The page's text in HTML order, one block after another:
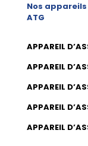
Nos appareils
ATG
APPAREIL
APPAREIL
APPAREIL
APPAREIL
APPAREIL